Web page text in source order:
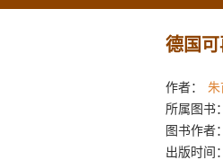
德国
作者：
朱
所属图书：
图书作者：
出版时间